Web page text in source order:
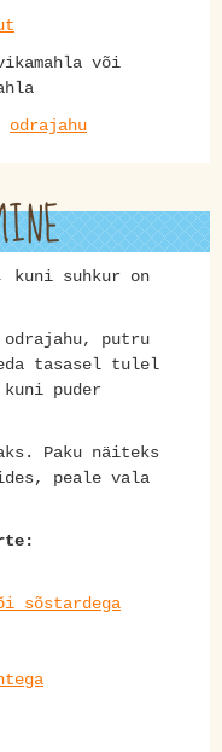
või
odrajahu
kuni suhkur on
putru
tasasel tulel
puder
Paku näiteks
peale vala
sõstardega